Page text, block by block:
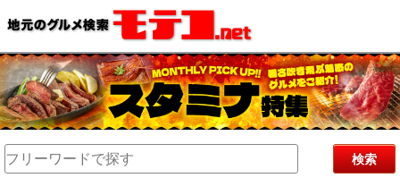
検索